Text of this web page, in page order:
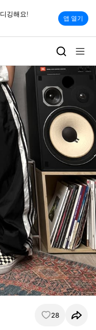
깅해요!
앱 열기
28